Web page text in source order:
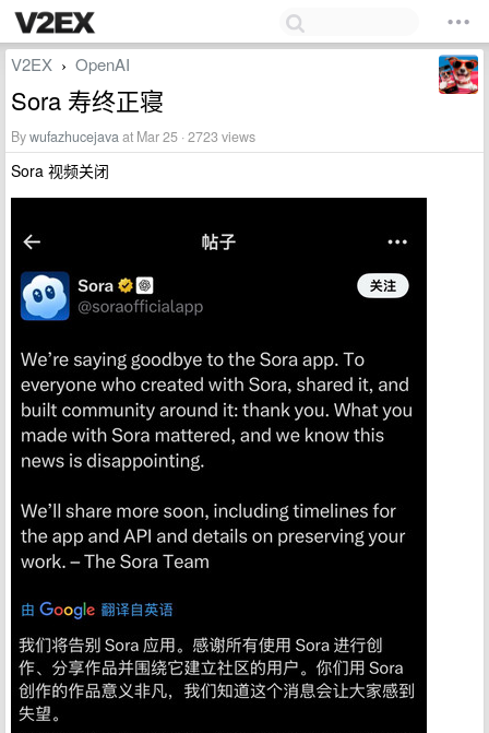
V2EX › OpenAI
Sora 寿终正寝
Bywufazhucejavaat Mar 25 · 2723 views
Sora 视频关闭